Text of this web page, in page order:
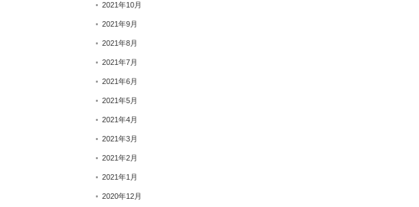
2021年10月
2021年9月
2021年8月
2021年7月
2021年6月
2021年5月
2021年4月
2021年3月
2021年2月
2021年1月
2020年12月